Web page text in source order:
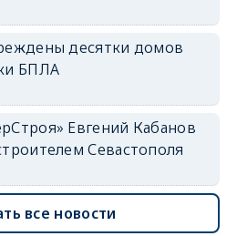
десятки домов
БПЛА
Евгений Кабанов
Севастополя
все новости